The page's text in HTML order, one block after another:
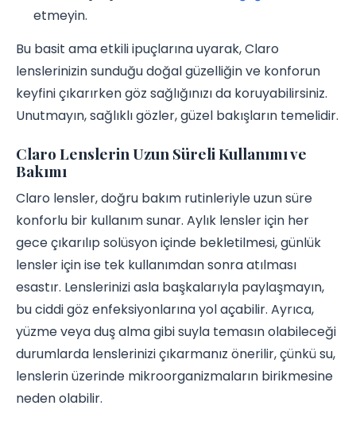
etmeyin.
Bu basit ama etkili ipuçlarına uyarak, Claro
lenslerinizin sunduğu doğal güzelliğin ve konforun
keyfini çıkarırken göz sağlığınızı da koruyabilirsiniz.
Unutmayın, sağlıklı gözler, güzel bakışların temelidir.
Claro Lenslerin Uzun Süreli Kullanımı ve
Bakımı
Claro lensler, doğru bakım rutinleriyle uzun süre
konforlu bir kullanım sunar. Aylık lensler için her
gece çıkarılıp solüsyon içinde bekletilmesi, günlük
lensler için ise tek kullanımdan sonra atılması
esastır. Lenslerinizi asla başkalarıyla paylaşmayın,
bu ciddi göz enfeksiyonlarına yol açabilir. Ayrıca,
yüzme veya duş alma gibi suyla temasın olabileceği
durumlarda lenslerinizi çıkarmanız önerilir, çünkü su,
lenslerin üzerinde mikroorganizmaların birikmesine
neden olabilir.